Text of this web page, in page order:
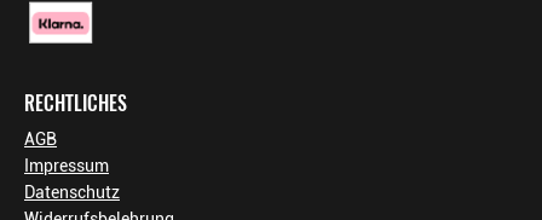
RECHTLICHES
AGB
Impressum
Datenschutz